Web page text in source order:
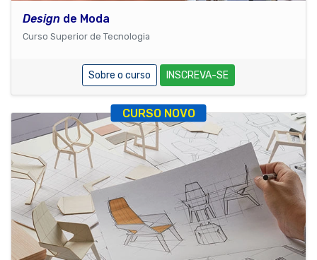
Design de Moda
Curso Superior de Tecnologia
Sobre o curso INSCREVA-SE
CURSO NOVO